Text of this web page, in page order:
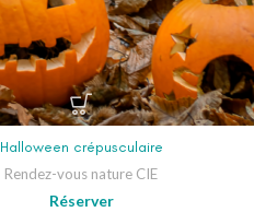
Halloween crépusculaire
Rendez-vous nature CIE
Réserver